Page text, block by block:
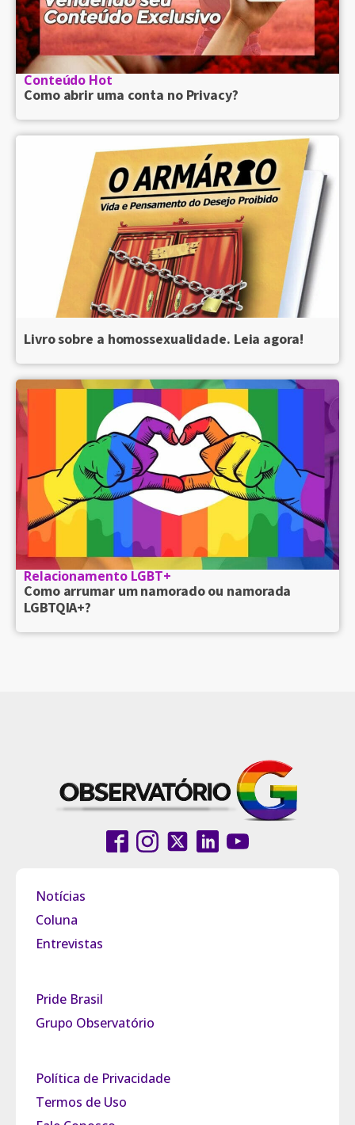
Conteúdo Hot
Como abrir uma conta no Privacy?
Livro sobre a homossexualidade. Leia agora!
Relacionamento LGBT+
Como arrumar um namorado ou namorada
LGBTQIA+?
Notícias
Coluna
Entrevistas
Pride Brasil
Grupo Observatório
Política de Privacidade
Termos de Uso